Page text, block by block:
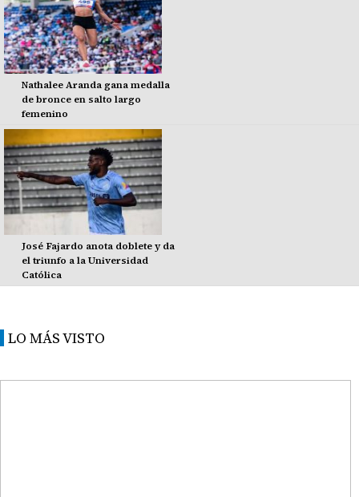
Nathalee Aranda gana medalla
de bronce en salto largo
femenino
José Fajardo anota doblete y da
el triunfo a la Universidad
Católica
LO MÁS VISTO